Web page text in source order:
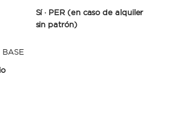
Sí · PER (en caso de alquiler
sin patrón)
BASE